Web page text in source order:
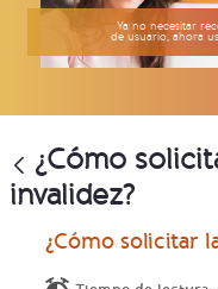
Ya no necesitar
de usuario, ahora
¿Cómo
invalidez?
¿Cómo solicitar